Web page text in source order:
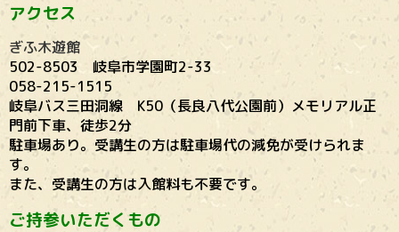
アクセス
ぎふ木遊館
502-8503 岐阜市学園町2-33
058-215-1515
岐阜バス三田洞線 K50（長良八代公園前）メモリアル正
門前下車、徒歩2分
駐車場あり。受講生の方は駐車場代の減免が受けられま
す。
また、受講生の方は入館料も不要です。
ご持参いただくもの